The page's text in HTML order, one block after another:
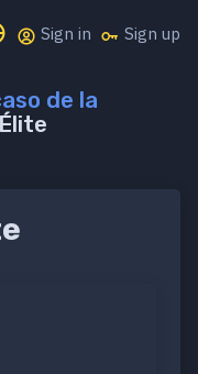
Sign in Sign up
de la